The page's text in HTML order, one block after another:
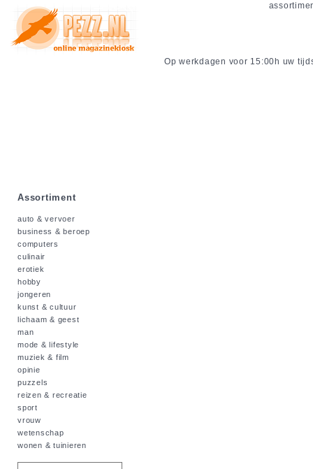
Op werkdagen voor 15:00h uw
Assortiment
auto & vervoer
business & beroep
computers
culinair
erotiek
hobby
jongeren
kunst & cultuur
lichaam & geest
man
mode & lifestyle
muziek & film
opinie
puzzels
reizen & recreatie
sport
vrouw
wetenschap
wonen & tuinieren